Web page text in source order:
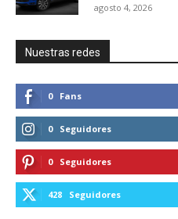
agosto 4, 2026
Nuestras redes
0 Fans
0 Seguidores
0 Seguidores
428 Seguidores